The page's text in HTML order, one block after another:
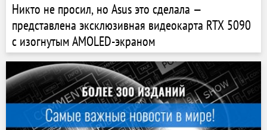
Никто не просил, но Asus это сделала —
представлена эксклюзивная видеокарта RTX 5090
с изогнутым AMOLED-экраном